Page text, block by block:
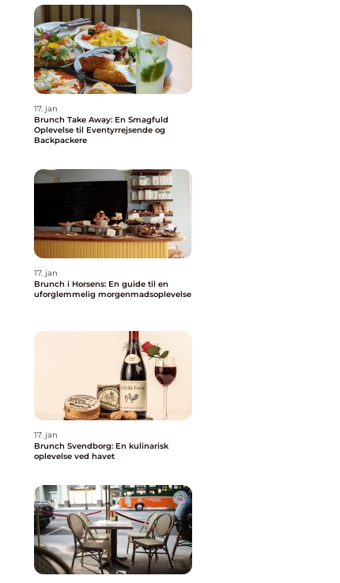
17. jan
Brunch Take Away: En Smagfuld
Oplevelse til Eventyrrejsende og
Backpackere
17. jan
Brunch i Horsens: En guide til en
uforglemmelig morgenmadsoplevelse
17. jan
Brunch Svendborg: En kulinarisk
oplevelse ved havet